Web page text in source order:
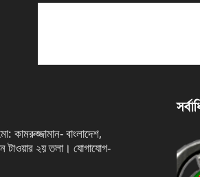
কামরুজ্জামান- বাংলাদেশ,
২য় তলা। যোগাযোগ-